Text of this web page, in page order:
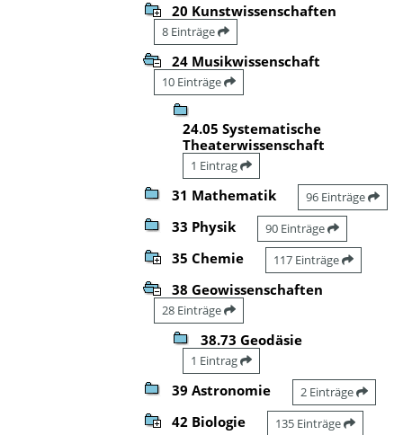
20 Kunstwissenschaften
8 Einträge
24 Musikwissenschaft
10 Einträge
24.05 Systematische
Theaterwissenschaft
1 Eintrag
31 Mathematik 96 Einträge
33 Physik 90 Einträge
35 Chemie 117 Einträge
38 Geowissenschaften
28 Einträge
38.73 Geodäsie
1 Eintrag
39 Astronomie 2 Einträge
42 Biologie 135 Einträge